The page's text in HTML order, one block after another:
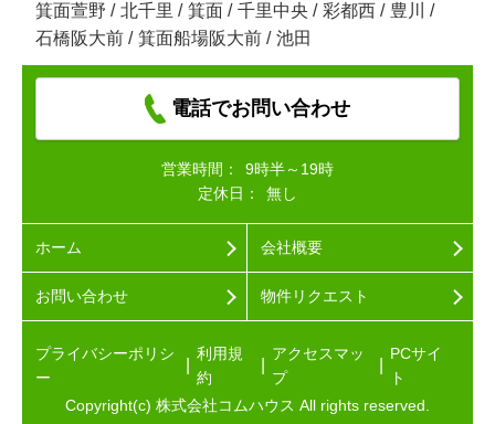
箕面萱野 / 北千里 / 箕面 / 千里中央 / 彩都西 / 豊川
/
石橋阪大前 / 箕面船場阪大前 / 池田
電話でお問い合わせ
営業時間：
9時半～19時
定休日：
無し
ホーム 会社概要
お問い合わせ 物件リクエスト
プライバシーポリシ
ー
利用規
約
アクセスマッ
プ
PCサイ
ト
Copyright(c) 株式会社コムハウス All rights reserved.